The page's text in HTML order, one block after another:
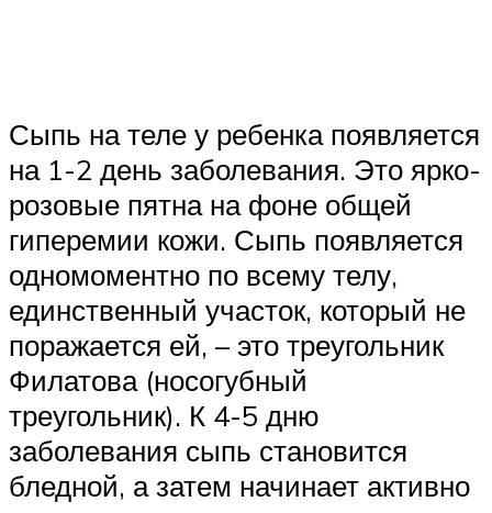
Сыпь на теле у ребенка появляется
на 1-2 день заболевания. Это ярко-
розовые пятна на фоне общей
гиперемии кожи. Сыпь появляется
одномоментно по всему телу,
единственный участок, который не
поражается ей, – это треугольник
Филатова (носогубный
треугольник). К 4-5 дню
заболевания сыпь становится
бледной, а затем начинает активно